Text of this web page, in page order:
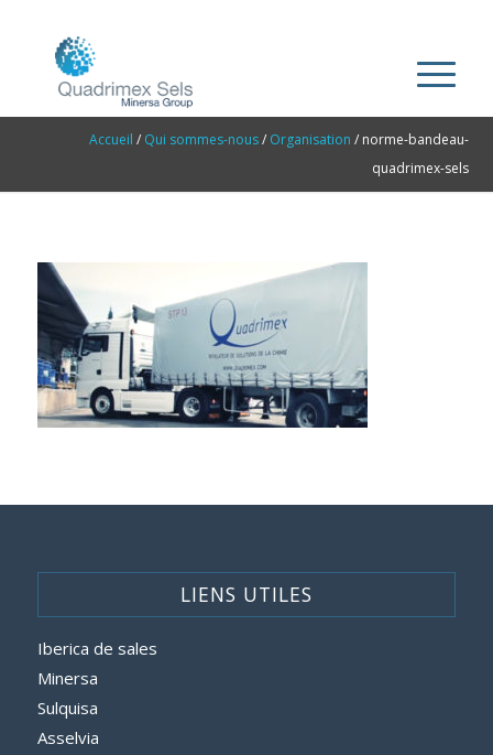
Accueil / Qui sommes-nous/ Organisation / norme-bandeau-
quadrimex-sels
LIENS UTILES
Iberica de sales
Minersa
Sulquisa
Asselvia